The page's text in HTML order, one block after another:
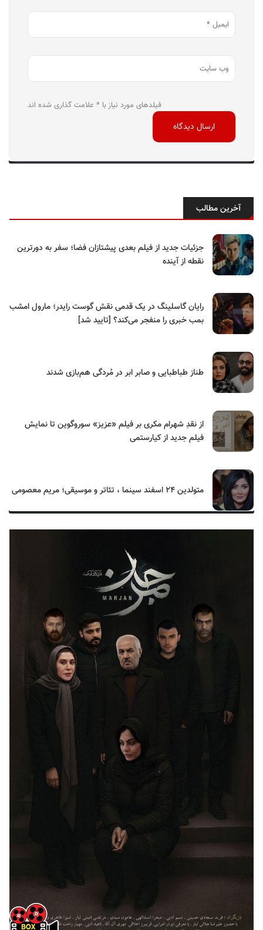
فیلدهای مورد نیاز با * علامت گذاری شده اند
آخرین مطالب
جزئیات جدید از فیلم بعدی پیشتازان فضا؛ سفر به دورترین
نقطه از آینده
رایان گاسلینگ در یک قدمی نقش گوست رایدر؛ مارول امشب
بمب خبری را منفجر می‌کند؟ [تایید شد]
طناز طباطبایی و صابر ابر در مُردگی هم‌بازی شدند
از نقدِ شهرام مکری بر فیلم «عزیز» سوروگوین تا نمایش
فیلم جدید از کیارستمی
متولدین ۲۴ اسفند سینما ، تئاتر و موسیقی؛ مریم معصومی